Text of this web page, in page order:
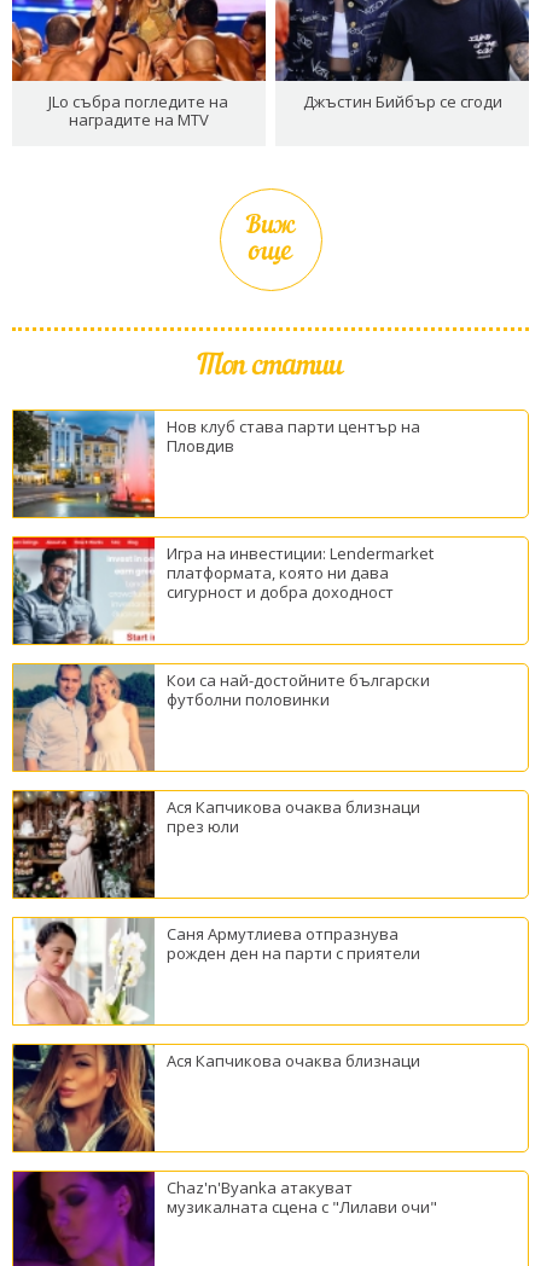
JLo събра погледите на
наградите на MTV
Джъстин Бийбър се сгоди
Виж
още
Топ статии
Нов клуб става парти център на
Пловдив
Игра на инвестиции: Lendermarket
платформата, която ни дава
сигурност и добра доходност
Кои са най-достойните български
футболни половинки
Ася Капчикова очаква близнаци
през юли
Саня Армутлиева отпразнува
рожден ден на парти с приятели
Ася Капчикова очаква близнаци
Chaz'n'Byanka атакуват
музикалната сцена с "Лилави очи"